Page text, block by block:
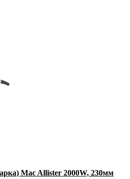
Mac Allister 2000W, 230мм